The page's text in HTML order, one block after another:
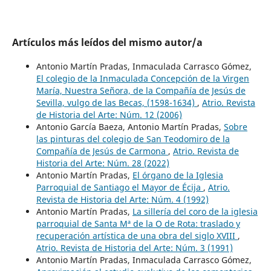
Artículos más leídos del mismo autor/a
Antonio Martín Pradas, Inmaculada Carrasco Gómez,
El colegio de la Inmaculada Concepción de la Virgen
María, Nuestra Señora, de la Compañía de Jesús de
Sevilla, vulgo de las Becas, (1598-1634) , Atrio. Revista
de Historia del Arte: Núm. 12 (2006)
Antonio García Baeza, Antonio Martín Pradas, Sobre
las pinturas del colegio de San Teodomiro de la
Compañía de Jesús de Carmona , Atrio. Revista de
Historia del Arte: Núm. 28 (2022)
Antonio Martín Pradas, El órgano de la Iglesia
Parroquial de Santiago el Mayor de Écija , Atrio.
Revista de Historia del Arte: Núm. 4 (1992)
Antonio Martín Pradas, La sillería del coro de la iglesia
parroquial de Santa Mª de la O de Rota: traslado y
recuperación artística de una obra del siglo XVIII ,
Atrio. Revista de Historia del Arte: Núm. 3 (1991)
Antonio Martín Pradas, Inmaculada Carrasco Gómez,